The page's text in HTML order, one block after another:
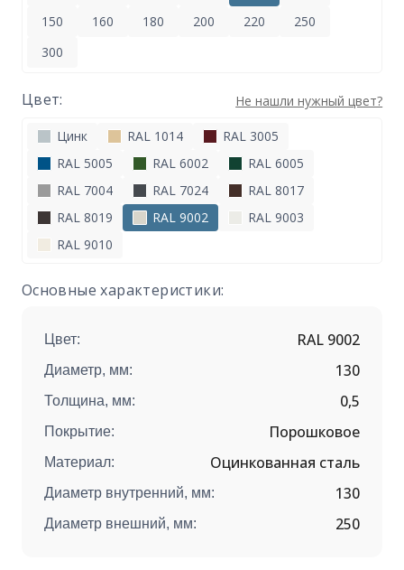
150
160 180 200 220
250
300
Цвет: Не нашли нужный цвет?
Цинк RAL 1014
RAL 3005
RAL 5005
RAL 6002
RAL 6005
RAL 7004
RAL 7024
RAL 8017
RAL 8019
RAL 9002
RAL 9003
RAL 9010
Основные характеристики:
Цвет: RAL 9002
Диаметр, мм: 130
Толщина, мм: 0,5
Покрытие: Порошковое
Материал: Оцинкованная сталь
Диаметр внутренний, мм: 130
Диаметр внешний, мм: 250